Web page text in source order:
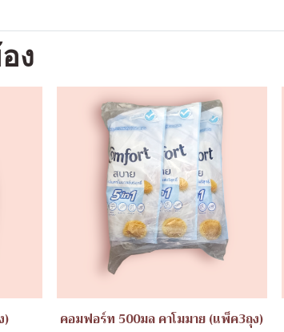
ง
) คอมฟอร์ท 500มล คาโมมาย (แพ็ค3ถุง)